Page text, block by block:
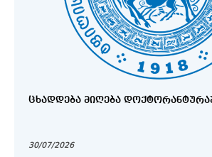
ᲪᲮᲐᲓᲓᲔᲑᲐ ᲛᲘᲦᲔᲑᲐ
30/07/2026